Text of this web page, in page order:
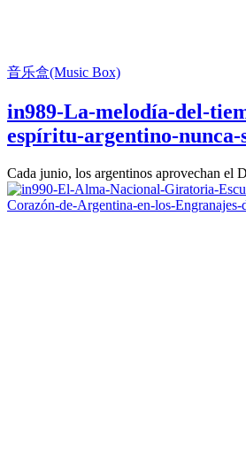
音乐盒(Music Box)
in989-La-melodía-del-
espíritu-argentino-nunca-
Cada junio, los argentinos aprovechan el